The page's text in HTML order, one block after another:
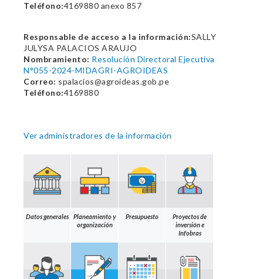
Teléfono:4169880 anexo 857
Responsable de acceso a la información:SALLY
JULYSA PALACIOS ARAUJO
Nombramiento: Resolución Directoral Ejecutiva
N°055-2024-MIDAGRI-AGROIDEAS
Correo: spalacios@agroideas.gob.pe
Teléfono:4169880
Ver administradores de la información
Datos generales
Planeamiento y
organización
Presupuesto
Proyectos de
inversión e
Infobras